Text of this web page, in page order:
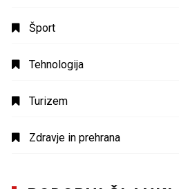
Šport
Tehnologija
Turizem
Zdravje in prehrana